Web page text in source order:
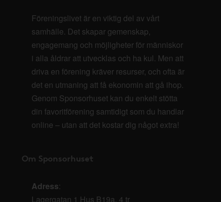
Föreningslivet är en viktig del av vårt
samhälle. Det skapar gemenskap,
engagemang och möjligheter för människor
i alla åldrar att utvecklas och ha kul. Men att
driva en förening kräver resurser, och ofta är
det en utmaning att få ekonomin att gå ihop.
Genom Sponsorhuset kan du enkelt stötta
din favoritförening samtidigt som du handlar
online – utan att det kostar dig något extra!
Om Sponsorhuset
Adress:
Lagergatan 1 Hus B19a, 4 tr